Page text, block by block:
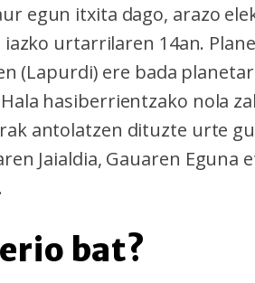
egun itxita dago, arazo
urtarrilaren 14an.
(Lapurdi) ere bada
hasiberrientzako nola
antolatzen dituzte urte
Jaialdia, Gauaren Eguna
bat?